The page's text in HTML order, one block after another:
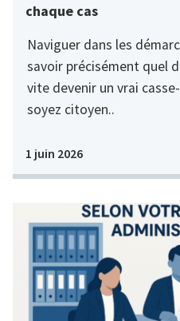
chaque cas
Naviguer dans les
savoir précisément quel
vite devenir un vrai
soyez citoyen..
1 juin 2026